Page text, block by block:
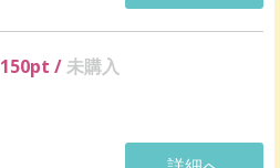
150pt /未購入